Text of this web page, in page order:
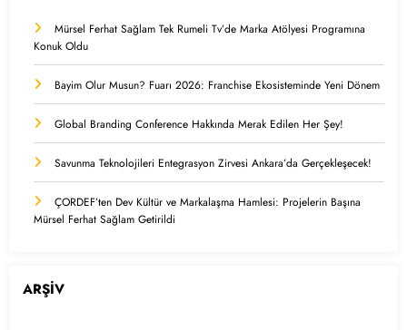
Mürsel Ferhat Sağlam Tek Rumeli Tv’de Marka Atölyesi Programına
Konuk Oldu
Bayim Olur Musun? Fuarı 2026: Franchise Ekosisteminde Yeni Dönem
Global Branding Conference Hakkında Merak Edilen Her Şey!
Savunma Teknolojileri Entegrasyon Zirvesi Ankara’da Gerçekleşecek!
ÇORDEF’ten Dev Kültür ve Markalaşma Hamlesi: Projelerin Başına
Mürsel Ferhat Sağlam Getirildi
ARŞİV